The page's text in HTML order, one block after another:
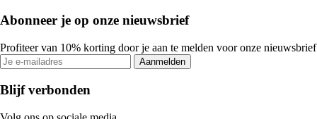
Abonneer je op onze nieuwsbrief
Profiteer van 10% korting door je aan te melden voor onze nieuwsbrief
Aanmelden
Blijf verbonden